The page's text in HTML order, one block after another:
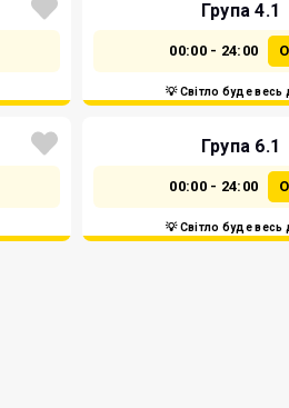
Група 4.1
00:00 - 24:00
💡 Світло буде весь
Група 6.1
00:00 - 24:00
💡 Світло буде весь